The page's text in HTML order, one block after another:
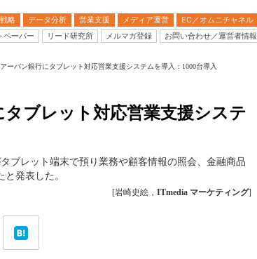
戦略 データ分析 営業支援 メディア運営 EC／オムニチャネル
ペーパー
リード研究所 メルマガ登録 お問い合わせ／運営者情報
ーバン銀行にタブレット対応営業支援システムを導入：1000台導入
ブレット対応営業支援システ
ブレット端末で預り業務や顧客情報の照会、金融商品
発表した。
[岩崎史絵， ITmedia マーケティング]